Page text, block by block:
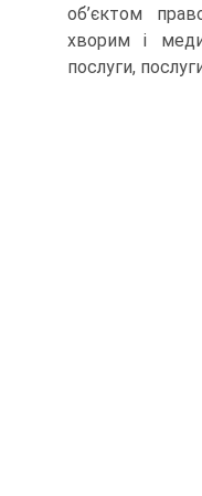
об’єктом
хворим і
послуги,